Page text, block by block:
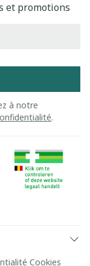
et promotions
à notre
.
Cookies